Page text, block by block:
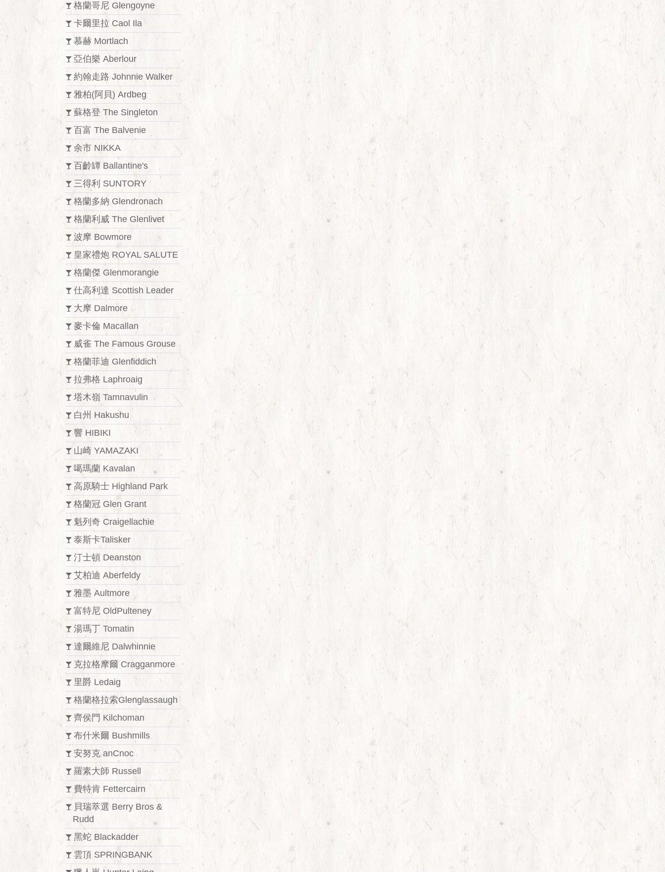
格蘭哥尼 Glengoyne
卡爾里拉 Caol Ila
慕赫 Mortlach
亞伯樂 Aberlour
約翰走路 Johnnie Walker
雅柏(阿貝) Ardbeg
蘇格登 The Singleton
百富 The Balvenie
余市 NIKKA
百齡罈 Ballantine's
三得利 SUNTORY
格蘭多納 Glendronach
格蘭利威 The Glenlivet
波摩 Bowmore
皇家禮炮 ROYAL SALUTE
格蘭傑 Glenmorangie
仕高利達 Scottish Leader
大摩 Dalmore
麥卡倫 Macallan
威雀 The Famous Grouse
格蘭菲迪 Glenfiddich
拉弗格 Laphroaig
塔木嶺 Tamnavulin
白州 Hakushu
響 HIBIKI
山崎 YAMAZAKI
噶瑪蘭 Kavalan
高原騎士 Highland Park
格蘭冠 Glen Grant
魁列奇 Craigellachie
泰斯卡Talisker
汀士頓 Deanston
艾柏迪 Aberfeldy
雅墨 Aultmore
富特尼 OldPulteney
湯瑪丁 Tomatin
達爾維尼 Dalwhinnie
克拉格摩爾 Cragganmore
里爵 Ledaig
格蘭格拉索Glenglassaugh
齊侯門 Kilchoman
布什米爾 Bushmills
安努克 anCnoc
羅素大師 Russell
費特肯 Fettercairn
貝瑞萃選 Berry Bros &
Rudd
黑蛇 Blackadder
雲頂 SPRINGBANK